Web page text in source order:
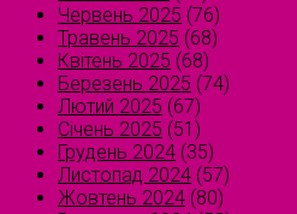
Червень 2025 (76)
Травень 2025 (68)
Квітень 2025 (68)
Березень 2025 (74)
Лютий 2025 (67)
Січень 2025 (51)
Грудень 2024 (35)
Листопад 2024 (57)
Жовтень 2024 (80)